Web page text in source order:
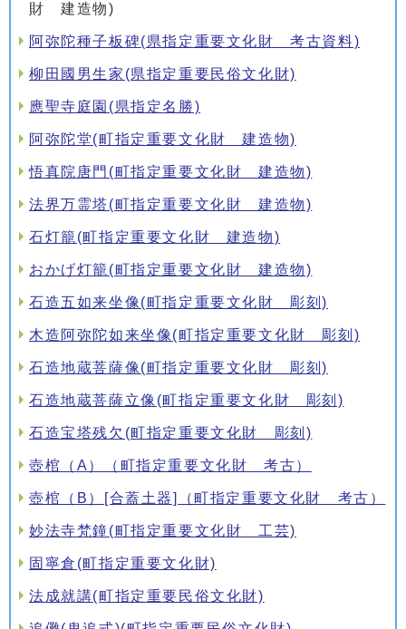
財 建造物)
阿弥陀種子板碑(県指定重要文化財 考古資料)
柳田國男生家(県指定重要民俗文化財)
應聖寺庭園(県指定名勝)
阿弥陀堂(町指定重要文化財 建造物)
悟真院唐門(町指定重要文化財 建造物)
法界万霊塔(町指定重要文化財 建造物)
石灯籠(町指定重要文化財 建造物)
おかげ灯籠(町指定重要文化財 建造物)
石造五如来坐像(町指定重要文化財 彫刻)
木造阿弥陀如来坐像(町指定重要文化財 彫刻)
石造地蔵菩薩像(町指定重要文化財 彫刻)
石造地蔵菩薩立像(町指定重要文化財 彫刻)
石造宝塔残欠(町指定重要文化財 彫刻)
壺棺（A）（町指定重要文化財 考古）
壺棺（B）[合蓋土器]（町指定重要文化財 考古）
妙法寺梵鐘(町指定重要文化財 工芸)
固寧倉(町指定重要文化財)
法成就講(町指定重要民俗文化財)